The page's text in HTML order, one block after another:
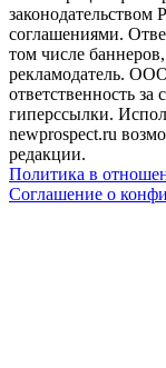
соглашениями.
том числе
рекламодатель.
ответственность
гиперссылки.
newprospect.ru
редакции.
Политика в
Соглашение о